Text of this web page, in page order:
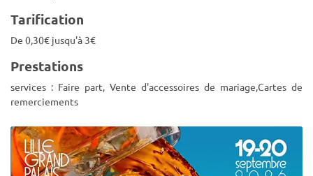
Tarification
De 0,30€ jusqu'à 3€
Prestations
services : Faire part, Vente d'accessoires de mariage,Cartes de
remerciements